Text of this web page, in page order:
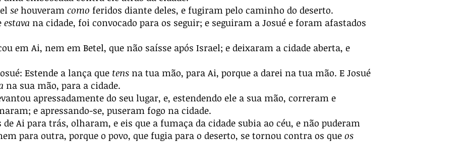
se houveram como feridos diante deles, e fugiram pelo caminho do deserto.
estava na cidade, foi convocado para os seguir; e seguiram a Josué e foram afastados
em Ai, nem em Betel, que não saísse após Israel; e deixaram a cidade aberta, e
Estende a lança que tens na tua mão, para Ai, porque a darei na tua mão. E Josué
na sua mão, para a cidade.
apressadamente do seu lugar, e, estendendo ele a sua mão, correram e
e apressando-se, puseram fogo na cidade.
Ai para trás, olharam, e eis que a fumaça da cidade subia ao céu, e não puderam
para outra, porque o povo, que fugia para o deserto, se tornou contra os que os